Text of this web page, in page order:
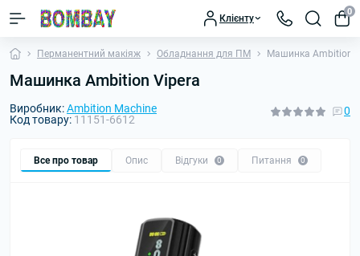
Клієнту
0
Перманентний макіяж Обладнання для ПМ Машинка Ambition
Машинка Ambition Vipera
Виробник:Ambition Machine
Код товару: 11151-6612
0
Все про товар Опис Відгуки 0 Питання 0